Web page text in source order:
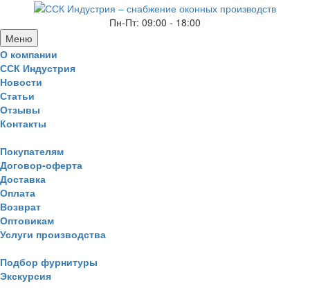
Пн-Пт: 09:00 - 18:00
Меню
О компании
ССК Индустрия
Новости
Статьи
Отзывы
Контакты
Покупателям
Договор-оферта
Доставка
Оплата
Возврат
Оптовикам
Услуги производства
Подбор фурнитуры
Экскурсия